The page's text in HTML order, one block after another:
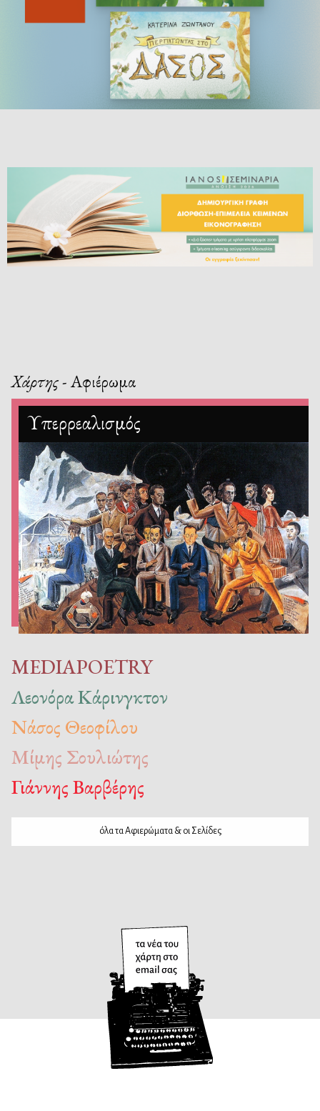
Χάρτης- Αφιέρωμα
Υπερρεαλισμός
MEDIAPOETRY
Λεονόρα Κάρινγκτον
Νάσος Θεοφίλου
Μίμης Σουλιώτης
Γιάννης Βαρβέρης
όλα τα Αφιερώματα & οι Σελίδες